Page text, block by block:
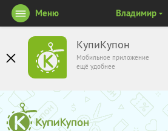
КупиКупон
Мобильное приложение
ещё удобнее
Меню Владимир